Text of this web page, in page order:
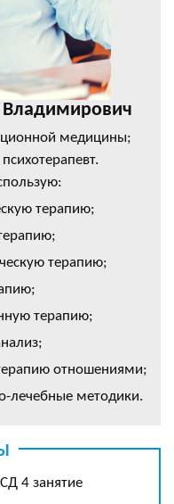
медицины;
терапию;
терапию;
терапию;
отношениями;
лечебные методики.
4 занятие